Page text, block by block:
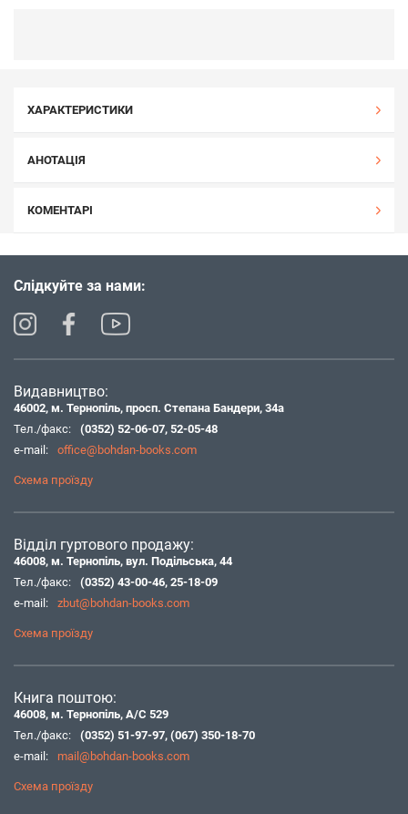
ХАРАКТЕРИСТИКИ
АНОТАЦІЯ
КОМЕНТАРІ
Слідкуйте за нами:
Видавництво:
46002, м. Тернопіль, просп. Степана Бандери, 34а
Тел./факс:
(0352) 52-06-07, 52-05-48
e-mail:
office@bohdan-books.com
Схема проїзду
Відділ гуртового продажу:
46008, м. Тернопіль, вул. Подільська, 44
Тел./факс:
(0352) 43-00-46, 25-18-09
e-mail:
zbut@bohdan-books.com
Схема проїзду
Книга поштою:
46008, м. Тернопіль, А/С 529
Тел./факс:
(0352) 51-97-97, (067) 350-18-70
e-mail:
mail@bohdan-books.com
Схема проїзду